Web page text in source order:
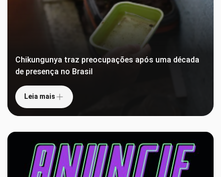
Chikungunya traz preocupações após uma década
de presença no Brasil
Leia mais